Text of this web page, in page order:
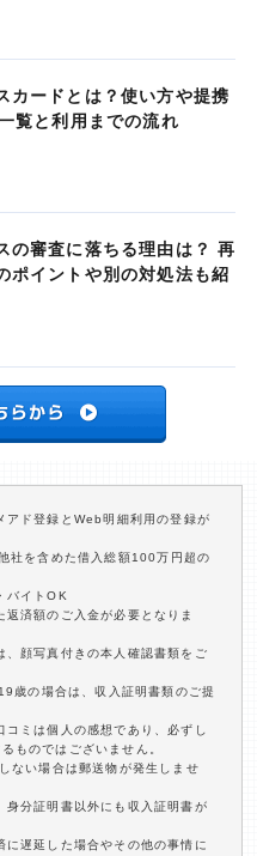
カードとは？使い方や提携
覧と利用までの流れ
の審査に落ちる理由は？ 再
ポイントや別の対処法も紹
アド登録とWeb明細利用の登録が
社を含めた借入総額100万円超の
バイトOK
済額のご入金が必要となりま
顔写真付きの本人確認書類をご
歳の場合は、収入証明書類のご提
ミは個人の感想であり、必ずし
ものではございません。
ない場合は郵送物が発生しませ
分証明書以外にも収入証明書が
遅延した場合やその他の事情に